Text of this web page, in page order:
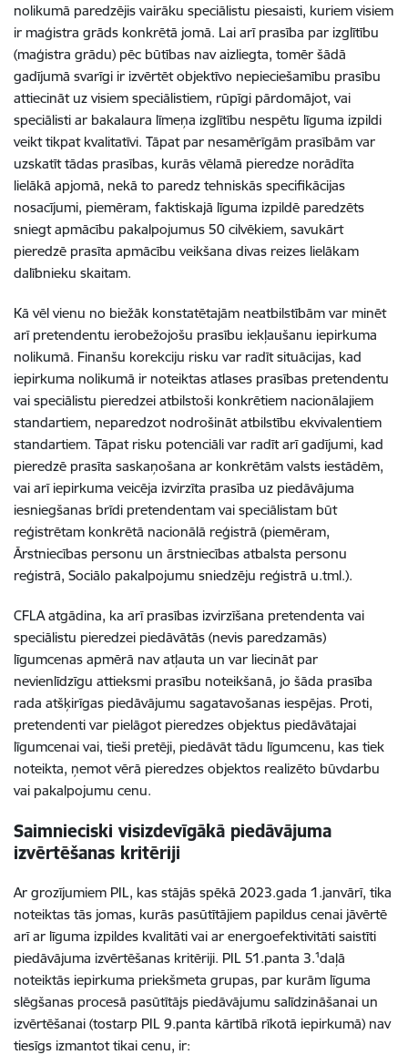
nolikumā paredzējis vairāku speciālistu piesaisti, kuriem visiem
ir maģistra grāds konkrētā jomā. Lai arī prasība par izglītību
(maģistra grādu) pēc būtības nav aizliegta, tomēr šādā
gadījumā svarīgi ir izvērtēt objektīvo nepieciešamību prasību
attiecināt uz visiem speciālistiem, rūpīgi pārdomājot, vai
speciālisti ar bakalaura līmeņa izglītību nespētu līguma izpildi
veikt tikpat kvalitatīvi. Tāpat par nesamērīgām prasībām var
uzskatīt tādas prasības, kurās vēlamā pieredze norādīta
lielākā apjomā, nekā to paredz tehniskās specifikācijas
nosacījumi, piemēram, faktiskajā līguma izpildē paredzēts
sniegt apmācību pakalpojumus 50 cilvēkiem, savukārt
pieredzē prasīta apmācību veikšana divas reizes lielākam
dalībnieku skaitam.
Kā vēl vienu no biežāk konstatētajām neatbilstībām var minēt
arī pretendentu ierobežojošu prasību iekļaušanu iepirkuma
nolikumā. Finanšu korekciju risku var radīt situācijas, kad
iepirkuma nolikumā ir noteiktas atlases prasības pretendentu
vai speciālistu pieredzei atbilstoši konkrētiem nacionālajiem
standartiem, neparedzot nodrošināt atbilstību ekvivalentiem
standartiem. Tāpat risku potenciāli var radīt arī gadījumi, kad
pieredzē prasīta saskaņošana ar konkrētām valsts iestādēm,
vai arī iepirkuma veicēja izvirzīta prasība uz piedāvājuma
iesniegšanas brīdi pretendentam vai speciālistam būt
reģistrētam konkrētā nacionālā reģistrā (piemēram,
Ārstniecības personu un ārstniecības atbalsta personu
reģistrā, Sociālo pakalpojumu sniedzēju reģistrā u.tml.).
CFLA atgādina, ka arī prasības izvirzīšana pretendenta vai
speciālistu pieredzei piedāvātās (nevis paredzamās)
līgumcenas apmērā nav atļauta un var liecināt par
nevienlīdzīgu attieksmi prasību noteikšanā, jo šāda prasība
rada atšķirīgas piedāvājumu sagatavošanas iespējas. Proti,
pretendenti var pielāgot pieredzes objektus piedāvātajai
līgumcenai vai, tieši pretēji, piedāvāt tādu līgumcenu, kas tiek
noteikta, ņemot vērā pieredzes objektos realizēto būvdarbu
vai pakalpojumu cenu.
Saimnieciski visizdevīgākā piedāvājuma
izvērtēšanas kritēriji
Ar grozījumiem PIL, kas stājās spēkā 2023.gada 1.janvārī, tika
noteiktas tās jomas, kurās pasūtītājiem papildus cenai jāvērtē
arī ar līguma izpildes kvalitāti vai ar energoefektivitāti saistīti
piedāvājuma izvērtēšanas kritēriji. PIL 51.panta 3.¹daļā
noteiktās iepirkuma priekšmeta grupas, par kurām līguma
slēgšanas procesā pasūtītājs piedāvājumu salīdzināšanai un
izvērtēšanai (tostarp PIL 9.panta kārtībā rīkotā iepirkumā) nav
tiesīgs izmantot tikai cenu, ir: